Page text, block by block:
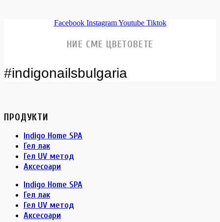
Facebook Instagram Youtube Tiktok
НИЕ СМЕ ЦВЕТОВЕТЕ
#indigonailsbulgaria
ПРОДУКТИ
Indigo Home SPA
Гел лак
Гел UV метод
Аксесоари
Indigo Home SPA
Гел лак
Гел UV метод
Аксесоари